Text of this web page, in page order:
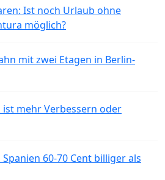
Ist noch Urlaub ohne
möglich?
mit zwei Etagen in Berlin-
mehr Verbessern oder
60-70 Cent billiger als